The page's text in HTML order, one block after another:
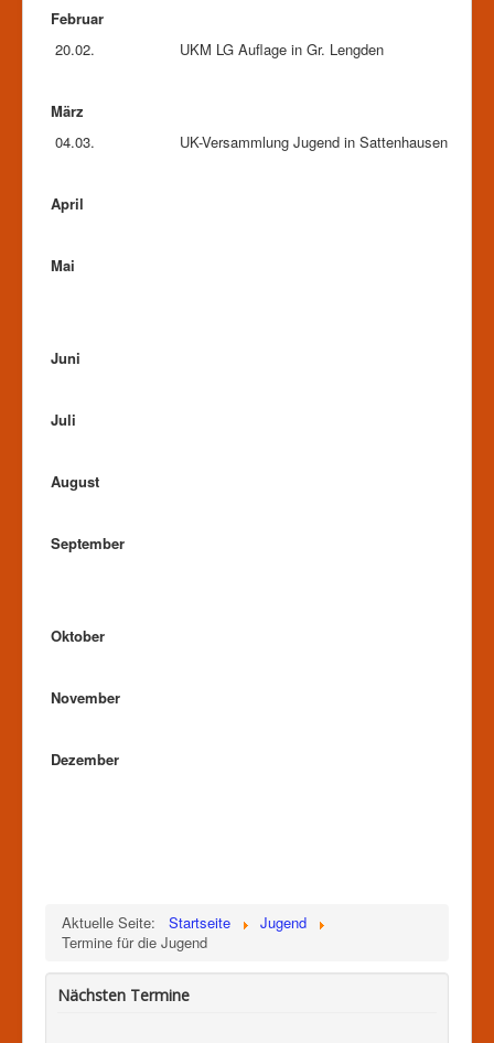
Februar
20.02.
UKM LG Auflage in Gr. Lengden
März
04.03.
UK-Versammlung Jugend in Sattenhausen
April
Mai
Juni
Juli
August
September
Oktober
November
Dezember
Aktuelle Seite: Startseite
Jugend
Termine für die Jugend
Nächsten Termine